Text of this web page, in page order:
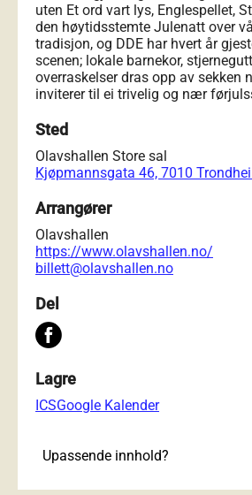
uten Et ord vart lys, Englespellet,
den høytidsstemte Julenatt over
tradisjon, og DDE har hvert år
scenen; lokale barnekor,
overraskelser dras opp av sekken
inviterer til ei trivelig og nær
Sted
Olavshallen Store sal
Kjøpmannsgata 46, 7010
Arrangører
Olavshallen
https://www.olavshallen.no/
billett@olavshallen.no
Del
Lagre
ICSGoogle Kalender
Upassende innhold?